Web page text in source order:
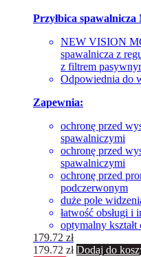
Przyłbica spawalnicza
NEW VISION
spawalnicza z
z filtrem
Odpowiednia do
Zapewnia:
ochronę przed
spawalniczymi
ochronę przed
spawalniczymi
ochronę przed
podczerwonym
duże pole
łatwość obsługi i
optymalny
179.72 zł
179.72 zł Dodaj do